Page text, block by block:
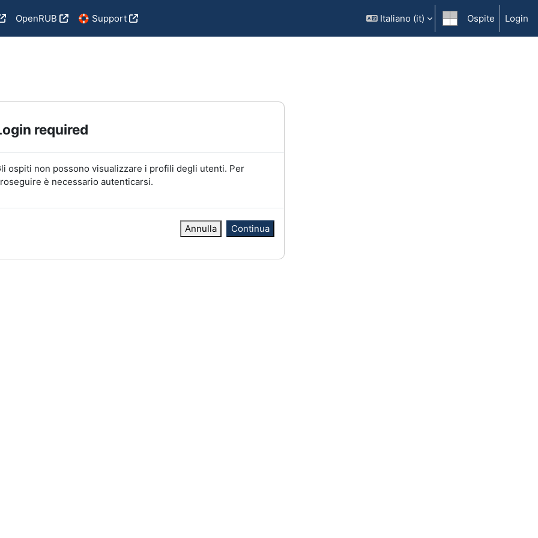
OpenRUB 🛟 Support Italiano ‎(it)‎ Ospite Login
required
ospiti non possono visualizzare i profili degli utenti. Per
è necessario autenticarsi.
Annulla Continua